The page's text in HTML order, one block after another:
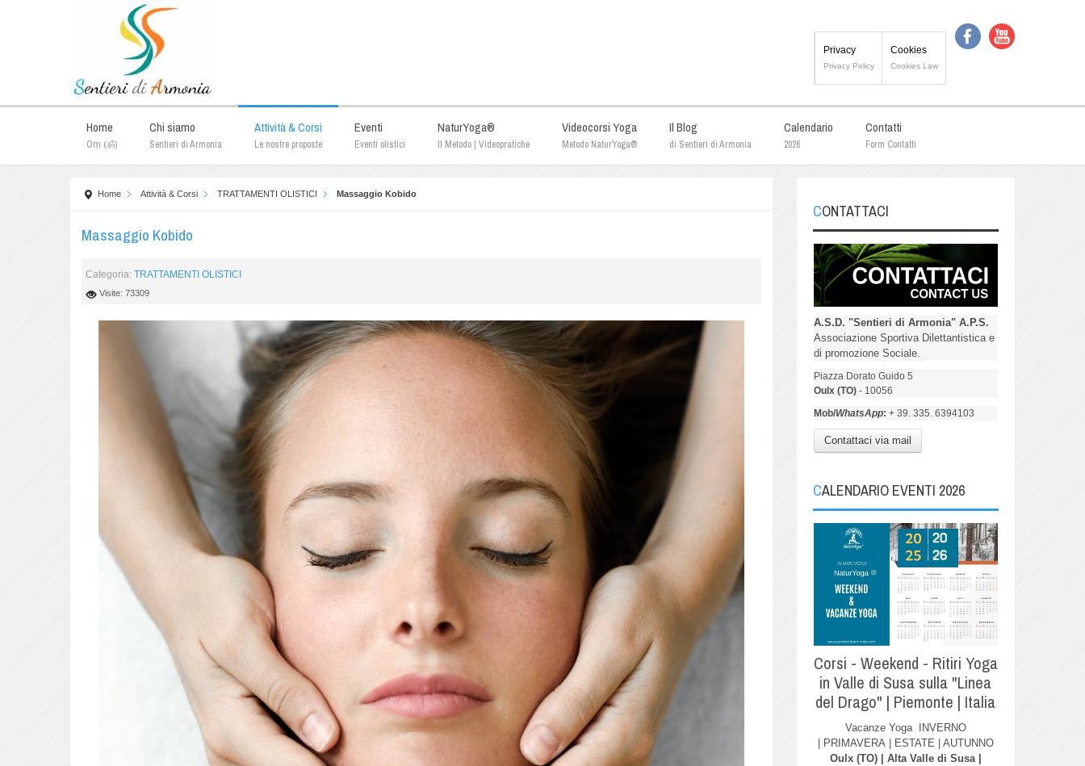
Privacy
Privacy Policy
Cookies
Cookies Law
Home
Oṃ (ॐ)
Chi siamo
Sentieri di Armonia
Attività & Corsi
Le nostre proposte
Eventi
Eventi olistici
NaturYoga®
Il Metodo | Videopratiche
Videocorsi Yoga
Metodo NaturYoga®
Il Blog
di Sentieri di Armonia
Calendario
2026
Contatti
Form Contatti
Home Attività & Corsi TRATTAMENTI OLISTICI Massaggio Kobido
Massaggio Kobido
Categoria:TRATTAMENTI OLISTICI
Visite: 73309
CONTATTACI
A.S.D. "Sentieri di Armonia" A.P.S.
Associazione Sportiva Dilettantistica e
di promozione Sociale.
Piazza Dorato Guido 5
Oulx (TO)- 10056
Mob/WhatsApp: + 39. 335. 6394103
Contattaci via mail
CALENDARIO EVENTI 2026
Corsi - Weekend - Ritiri Yoga
in Valle di Susa sulla "Linea
del Drago" | Piemonte | Italia
Vacanze Yoga INVERNO
| PRIMAVERA | ESTATE | AUTUNNO
Oulx (TO) | Alta Valle di Susa |